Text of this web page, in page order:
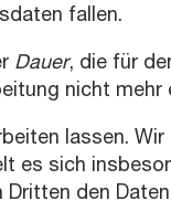
fallen.
Dauer, die für
nicht
lassen. Wir
es sich
Dritten den